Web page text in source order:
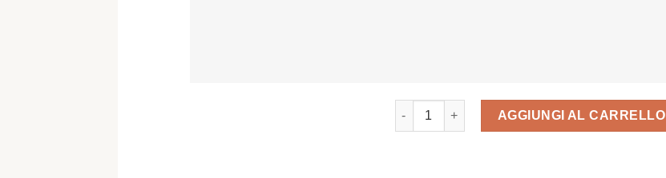
Le Petit Connaisseur quantità
AGGIUNGI AL CARRELLO